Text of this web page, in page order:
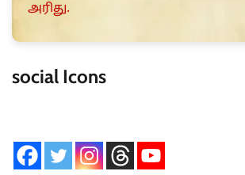
அரிது.
social Icons